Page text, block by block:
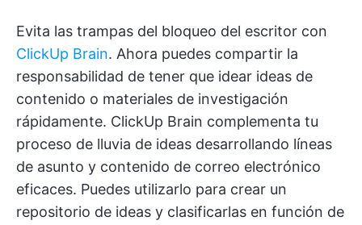
Evita las trampas del bloqueo del escritor con
ClickUp Brain. Ahora puedes compartir la
responsabilidad de tener que idear ideas de
contenido o materiales de investigación
rápidamente. ClickUp Brain complementa tu
proceso de lluvia de ideas desarrollando líneas
de asunto y contenido de correo electrónico
eficaces. Puedes utilizarlo para crear un
repositorio de ideas y clasificarlas en función de